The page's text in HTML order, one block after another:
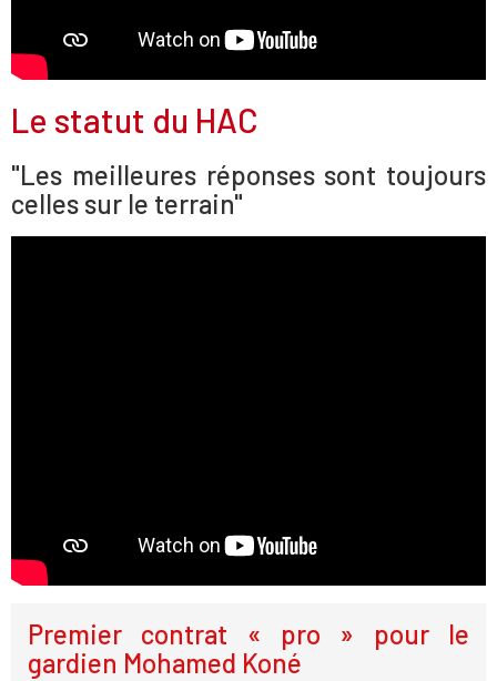
Le statut du HAC
"Les meilleures réponses sont toujours
celles sur le terrain"
Premier contrat « pro » pour le
gardien Mohamed Koné